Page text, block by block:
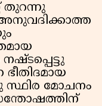
തുറന്നു
സ്ഥിര മോചനം